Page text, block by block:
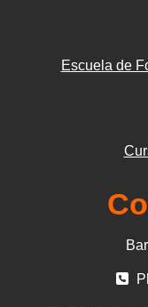
Escuela de